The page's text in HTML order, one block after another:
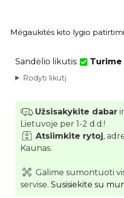
Mėgaukitės kito lygio
Sandėlio likutis: Turime
Rodyti likutį
Užsisakykite dabar
Lietuvoje per 1-2 d.d.!
Atsiimkite rytoj,
Kaunas.
Galime sumontuoti
servise. Susisiekite su